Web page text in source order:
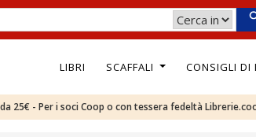
LIBRI SCAFFALI CONSIGLI DI
25€ - Per i soci Coop o con tessera fedeltà